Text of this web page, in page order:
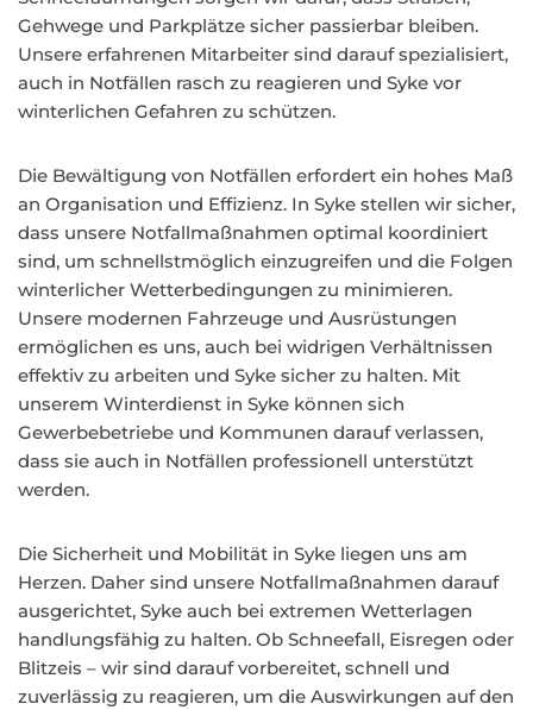
Gehwege und Parkplätze sicher passierbar bleiben.
Unsere erfahrenen Mitarbeiter sind darauf spezialisiert,
auch in Notfällen rasch zu reagieren und Syke vor
winterlichen Gefahren zu schützen.
Die Bewältigung von Notfällen erfordert ein hohes Maß
an Organisation und Effizienz. In Syke stellen wir sicher,
dass unsere Notfallmaßnahmen optimal koordiniert
sind, um schnellstmöglich einzugreifen und die Folgen
winterlicher Wetterbedingungen zu minimieren.
Unsere modernen Fahrzeuge und Ausrüstungen
ermöglichen es uns, auch bei widrigen Verhältnissen
effektiv zu arbeiten und Syke sicher zu halten. Mit
unserem Winterdienst in Syke können sich
Gewerbebetriebe und Kommunen darauf verlassen,
dass sie auch in Notfällen professionell unterstützt
werden.
Die Sicherheit und Mobilität in Syke liegen uns am
Herzen. Daher sind unsere Notfallmaßnahmen darauf
ausgerichtet, Syke auch bei extremen Wetterlagen
handlungsfähig zu halten. Ob Schneefall, Eisregen oder
Blitzeis – wir sind darauf vorbereitet, schnell und
zuverlässig zu reagieren, um die Auswirkungen auf den